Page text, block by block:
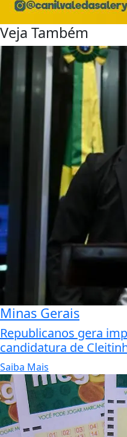
Veja Também
Minas Gerais
Republicanos gera
candidatura de
Saiba Mais